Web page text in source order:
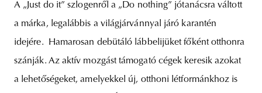
A „Just do it” szlogenről a „Do nothing” jótanácsra váltott
a márka, legalábbis a világjárvánnyal járó karantén
idejére. Hamarosan debütáló lábbelijüket főként otthonra
szánják. Az aktív mozgást támogató cégek keresik azokat
a lehetőségeket, amelyekkel új, otthoni létformánkhoz is